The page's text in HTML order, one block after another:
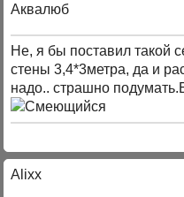
Аквалюб
Не, я бы поставил такой
стены 3,4*3метра, да и
надо.. страшно
Alixx